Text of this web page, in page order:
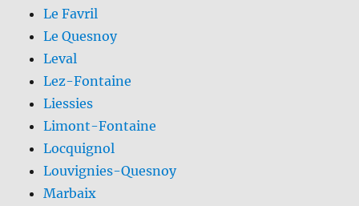
Le Favril
Le Quesnoy
Leval
Lez-Fontaine
Liessies
Limont-Fontaine
Locquignol
Louvignies-Quesnoy
Marbaix